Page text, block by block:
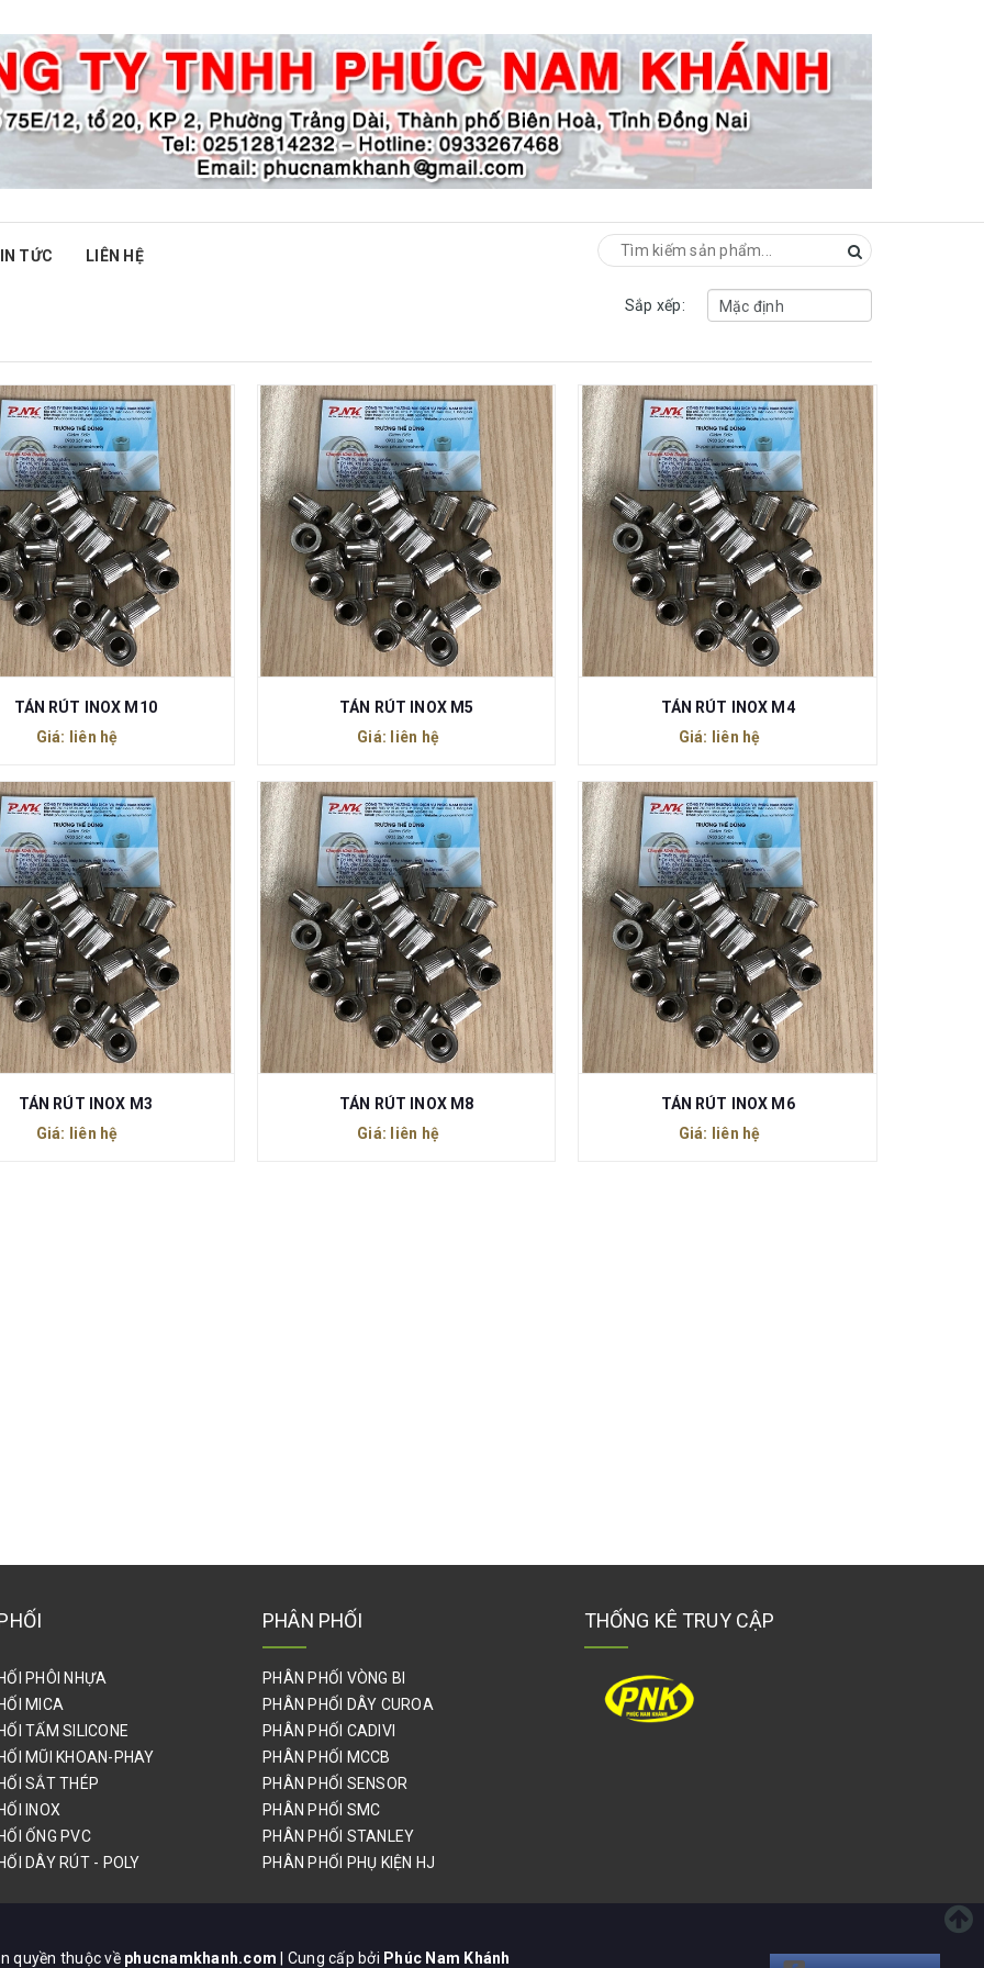
TỨC LIÊN HỆ
Sắp xếp:
TÁN RÚT INOX M10
Giá: liên hệ
TÁN RÚT INOX M5
Giá: liên hệ
TÁN RÚT INOX M4
Giá: liên hệ
TÁN RÚT INOX M3
Giá: liên hệ
TÁN RÚT INOX M8
Giá: liên hệ
TÁN RÚT INOX M6
Giá: liên hệ
PHÔI NHỰA
MICA
TẤM SILICONE
MŨI KHOAN-PHAY
SẮT THÉP
INOX
ỐNG PVC
DÂY RÚT - POLY
PHÂN PHỐI
PHÂN PHỐI VÒNG BI
PHÂN PHỐI DÂY CUROA
PHÂN PHỐI CADIVI
PHÂN PHỐI MCCB
PHÂN PHỐI SENSOR
PHÂN PHỐI SMC
PHÂN PHỐI STANLEY
PHÂN PHỐI PHỤ KIỆN HJ
THỐNG KÊ TRUY CẬP
quyền thuộc về phucnamkhanh.com | Cung cấp bởi Phúc Nam Khánh